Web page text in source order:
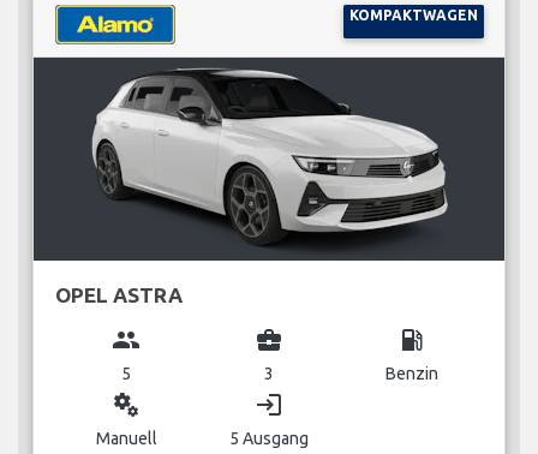
KOMPAKTWAGEN
OPEL ASTRA
group
5
business_center
3
local_gas_station
Benzin
miscellaneous_services
Manuell
login
5 Ausgang